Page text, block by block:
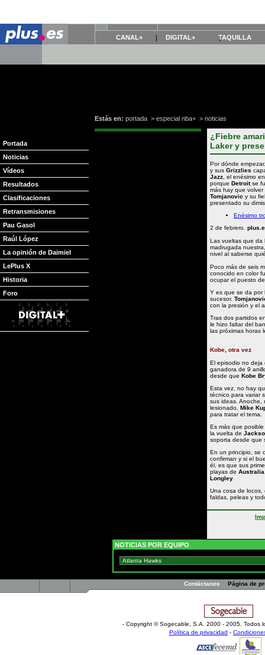
CANAL+ DIGITAL+ TAQUILLA
Portada
Noticias
Vídeos
Resultados
Clasificaciones
Retransmisiones
Pau Gasol
Raúl López
La opinión de Daimiel
LePlus X
Historia
Foro
Estás en: portada > especial nba+ > noticias
¿Fiebre
Laker y
Por dónde
y sus Grizzlies
Jazz , el enésimo
porque Detroitse
más hay que
Tomjanovic y su
presentado su
Enésimo
2 de febrero.
Las vueltas que da
madrugada
nivel al saberse
Poco más de seis
conocido en color
ocupar el puesto
Y es que se da por
sucesor.
con la presión y el
Tras dos partidos
le hizo faltar del
las próximas horas
Kobe, otra vez
El episodio no deja
ganadora de 9
desde que Kobe
Esta vez, no hay
técnico para variar
sus ideas. Anoche,
lesionado, Mike
para tratar el tema.
Es más que
la vuelta de
soporta desde que
En un principio, se
confirman y si el
él, es que sus
playas de Australia
Longley
Una cosa de
faldas, peleas y
NOTICIAS POR EQUIPO
Contáctanos Página de
- Copyright © Sogecable, S.A. 2000 - 2005. Todos
Política de privacidad -